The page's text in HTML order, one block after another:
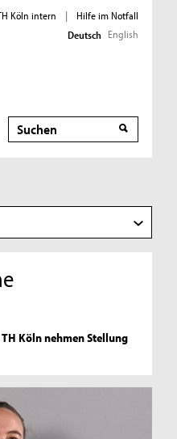
Köln intern |
Hilfe im Notfall
Deutsch English
Suche
Köln nehmen Stellung